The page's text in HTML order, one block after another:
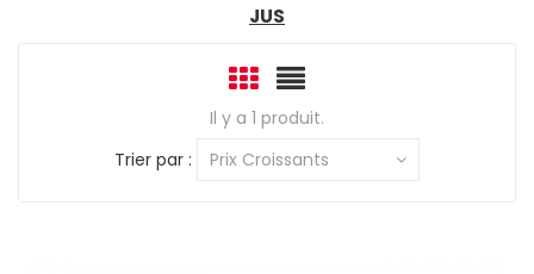
JUS
Il y a 1 produit.
Trier par :
Prix Croissants